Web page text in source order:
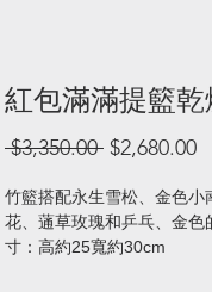
紅包滿滿提籃
$3,350.00 一
價
格
$2,680.00促
竹籃搭配永生雪松、金色小
花、蓪草玫瑰和乒乓、金色
寸：高約25寬約30cm